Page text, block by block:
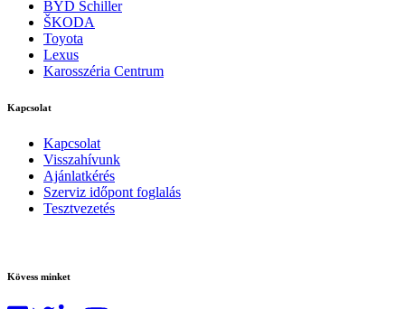
BYD Schiller
ŠKODA
Toyota
Lexus
Karosszéria Centrum
Kapcsolat
Kapcsolat
Visszahívunk
Ajánlatkérés
Szerviz időpont foglalás
Tesztvezetés
Kövess minket